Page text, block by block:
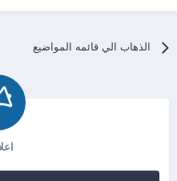
الذهاب الي قائمه المواضيع